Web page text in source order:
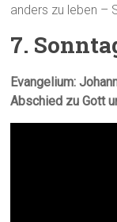
anders zu leben –
7.
Evangelium:
Abschied zu Gott